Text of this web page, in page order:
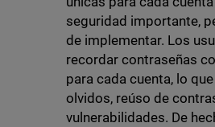
seguridad importante,
de implementar. Los
recordar contraseñas
para cada cuenta, lo
olvidos, reúso de
vulnerabilidades. De